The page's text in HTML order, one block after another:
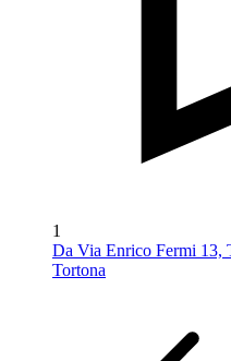
1
Da Via Enrico Fermi 13,
Tortona